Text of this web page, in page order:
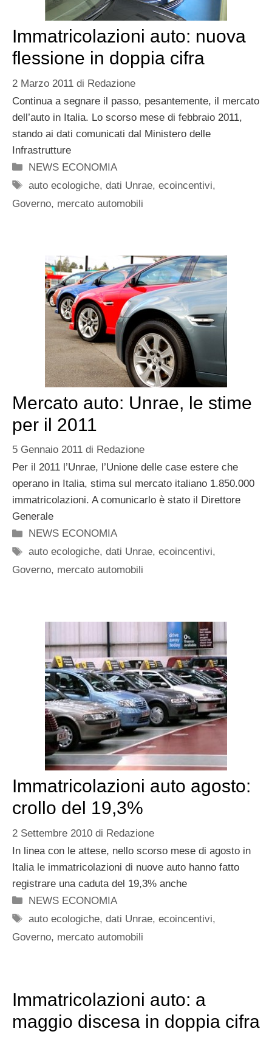
Immatricolazioni auto: nuova
flessione in doppia cifra
2 Marzo 2011 di Redazione
Continua a segnare il passo, pesantemente, il mercato
dell’auto in Italia. Lo scorso mese di febbraio 2011,
stando ai dati comunicati dal Ministero delle
Infrastrutture
Categorie
NEWS ECONOMIA
Tag
auto ecologiche,dati Unrae,ecoincentivi,
Governo, mercato automobili
Mercato auto: Unrae, le stime
per il 2011
5 Gennaio 2011 di Redazione
Per il 2011 l’Unrae, l’Unione delle case estere che
operano in Italia, stima sul mercato italiano 1.850.000
immatricolazioni. A comunicarlo è stato il Direttore
Generale
Categorie
NEWS ECONOMIA
Tag
auto ecologiche,dati Unrae,ecoincentivi,
Governo, mercato automobili
Immatricolazioni auto agosto:
crollo del 19,3%
2 Settembre 2010 di Redazione
In linea con le attese, nello scorso mese di agosto in
Italia le immatricolazioni di nuove auto hanno fatto
registrare una caduta del 19,3% anche
Categorie
NEWS ECONOMIA
Tag
auto ecologiche,dati Unrae,ecoincentivi,
Governo, mercato automobili
Immatricolazioni auto: a
maggio discesa in doppia cifra